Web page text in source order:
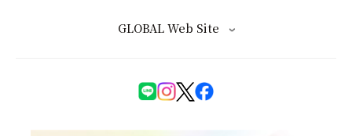
GLOBAL Web Site